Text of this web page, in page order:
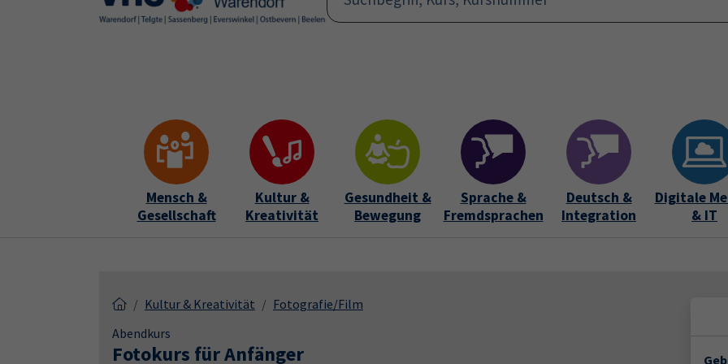
Skip to main content
Skip to page footer
Mensch &
Gesellschaft
Kultur &
Kreativität
Gesundheit &
Bewegung
Sprache &
Fremdsprachen
Deutsch &
Integration
Digitale
& IT
Kultur & Kreativität
Fotografie/Film
Abendkurs
Fotokurs für Anfänger